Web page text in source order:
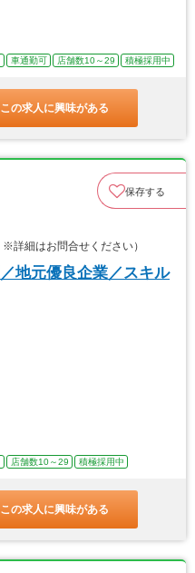
車通勤可 店舗数10～29 積極採用中
この求人に興味がある
保存する
細はお問合せください）
地元優良企業／スキル
店舗数10～29 積極採用中
この求人に興味がある